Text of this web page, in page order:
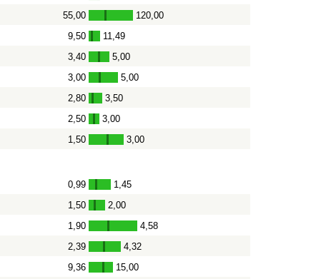
55,00 - 120,00
9,50 - 11,49
3,40 - 5,00
3,00 - 5,00
2,80 - 3,50
2,50 - 3,00
1,50 - 3,00
0,99 - 1,45
1,50 - 2,00
1,90 - 4,58
2,39 - 4,32
9,36 - 15,00